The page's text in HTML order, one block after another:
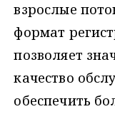
взрослые
формат
позволяет
качество
обеспечить